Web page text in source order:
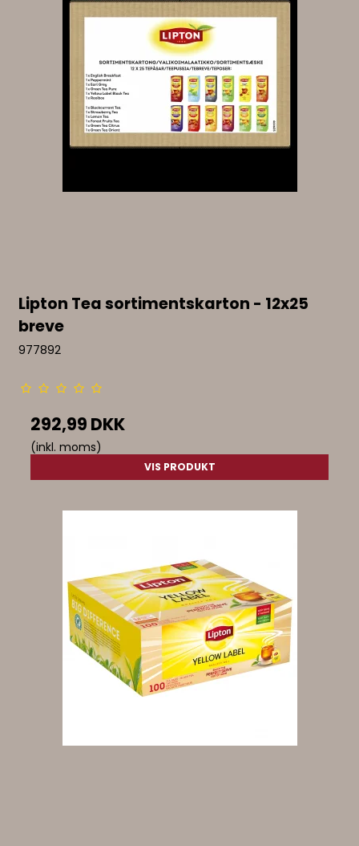
Lipton Tea sortimentskarton - 12x25
breve
977892
292,99 DKK
(inkl. moms)
VIS PRODUKT